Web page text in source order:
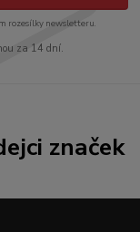
rozesílky newsletteru.
za 14 dní.
značek